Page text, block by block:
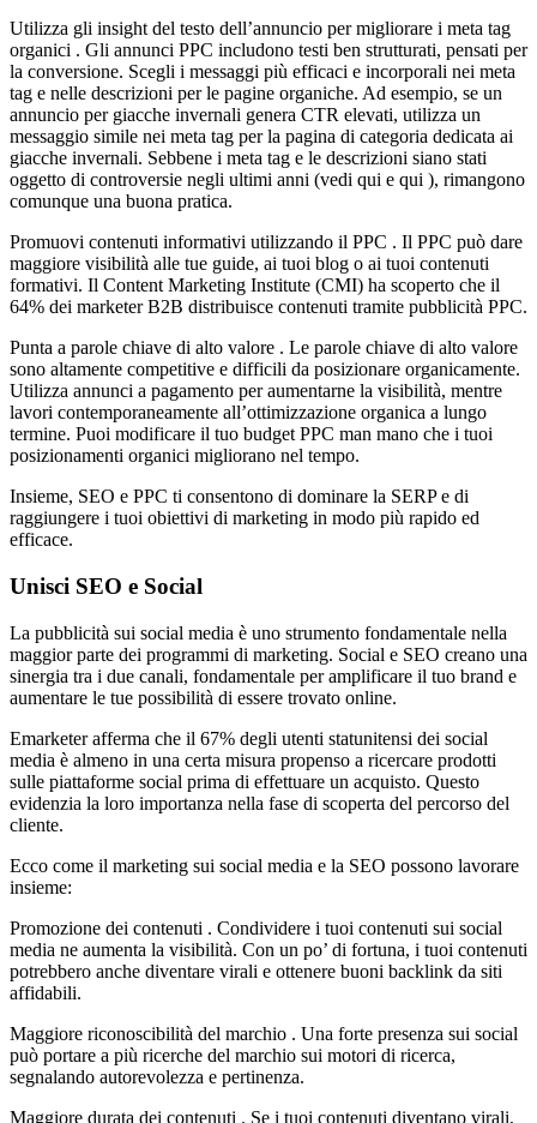
Utilizza gli insight del testo dell’annuncio per migliorare i meta tag
organici . Gli annunci PPC includono testi ben strutturati, pensati per
la conversione. Scegli i messaggi più efficaci e incorporali nei meta
tag e nelle descrizioni per le pagine organiche. Ad esempio, se un
annuncio per giacche invernali genera CTR elevati, utilizza un
messaggio simile nei meta tag per la pagina di categoria dedicata ai
giacche invernali. Sebbene i meta tag e le descrizioni siano stati
oggetto di controversie negli ultimi anni (vedi qui e qui ), rimangono
comunque una buona pratica.
Promuovi contenuti informativi utilizzando il PPC . Il PPC può dare
maggiore visibilità alle tue guide, ai tuoi blog o ai tuoi contenuti
formativi. Il Content Marketing Institute (CMI) ha scoperto che il
64% dei marketer B2B distribuisce contenuti tramite pubblicità PPC.
Punta a parole chiave di alto valore . Le parole chiave di alto valore
sono altamente competitive e difficili da posizionare organicamente.
Utilizza annunci a pagamento per aumentarne la visibilità, mentre
lavori contemporaneamente all’ottimizzazione organica a lungo
termine. Puoi modificare il tuo budget PPC man mano che i tuoi
posizionamenti organici migliorano nel tempo.
Insieme, SEO e PPC ti consentono di dominare la SERP e di
raggiungere i tuoi obiettivi di marketing in modo più rapido ed
efficace.
Unisci SEO e Social
La pubblicità sui social media è uno strumento fondamentale nella
maggior parte dei programmi di marketing. Social e SEO creano una
sinergia tra i due canali, fondamentale per amplificare il tuo brand e
aumentare le tue possibilità di essere trovato online.
Emarketer afferma che il 67% degli utenti statunitensi dei social
media è almeno in una certa misura propenso a ricercare prodotti
sulle piattaforme social prima di effettuare un acquisto. Questo
evidenzia la loro importanza nella fase di scoperta del percorso del
cliente.
Ecco come il marketing sui social media e la SEO possono lavorare
insieme:
Promozione dei contenuti . Condividere i tuoi contenuti sui social
media ne aumenta la visibilità. Con un po’ di fortuna, i tuoi contenuti
potrebbero anche diventare virali e ottenere buoni backlink da siti
affidabili.
Maggiore riconoscibilità del marchio . Una forte presenza sui social
può portare a più ricerche del marchio sui motori di ricerca,
segnalando autorevolezza e pertinenza.
Maggiore durata dei contenuti . Se i tuoi contenuti diventano virali,